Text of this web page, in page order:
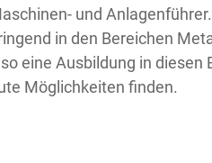
und
in den Bereichen
eine Ausbildung in
Möglichkeiten finden.